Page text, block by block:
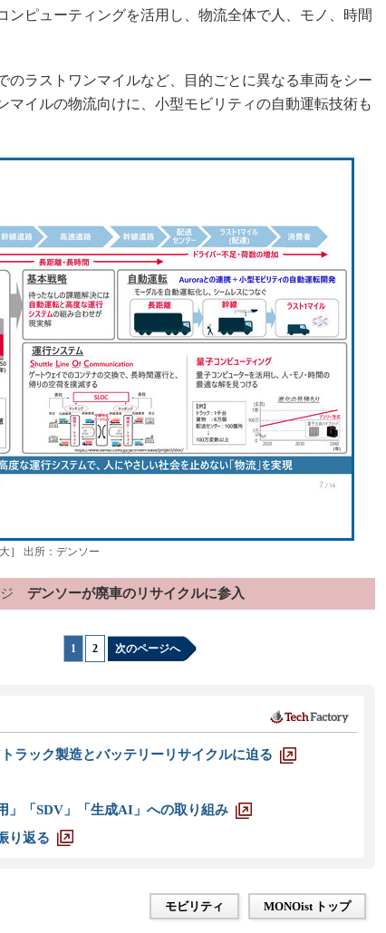
ンピューティングを活用し、物流全体で人、モノ、時間
ラストワンマイルなど、目的ごとに異なる車両をシー
マイルの物流向けに、小型モビリティの自動運転技術も
］ 出所：デンソー
デンソーが廃車のリサイクルに参入
1 2 次のページへ
ラック製造とバッテリーリサイクルに迫る
」「SDV」「生成AI」への取り組み
り返る
モビリティ MONOist トップ